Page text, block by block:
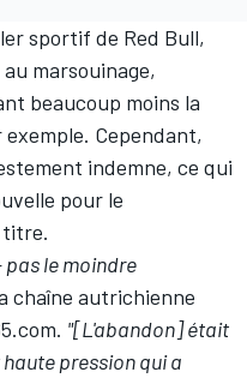
sportif de Red Bull,
marsouinage,
beaucoup moins la
exemple. Cependant,
indemne, ce qui
pour le
titre.
pas le moindre
chaîne autrichienne
"[L'abandon] était
pression qui a